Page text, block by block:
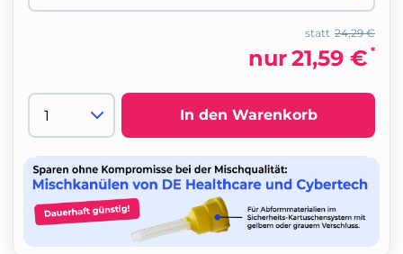
24,29 €
statt
nur21,59 € *
In den Warenkorb